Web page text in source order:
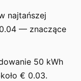
najtańszej
— znaczące
50 kWh
€ 0.03.